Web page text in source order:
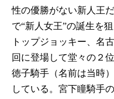
性の優勝がない新人王
で“新人女王”の誕生を
トップジョッキー、名
回に登場して堂々の２
徳子騎手（名前は当時
している。宮下瞳騎手